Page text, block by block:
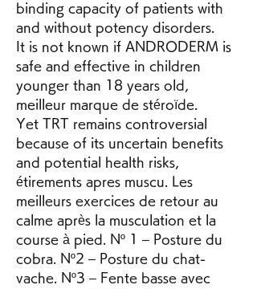
binding capacity of patients with
and without potency disorders.
It is not known if ANDRODERM is
safe and effective in children
younger than 18 years old,
meilleur marque de stéroïde.
Yet TRT remains controversial
because of its uncertain benefits
and potential health risks,
étirements apres muscu. Les
meilleurs exercices de retour au
calme après la musculation et la
course à pied. Nº 1 – Posture du
cobra. Nº2 – Posture du chat-
vache. Nº3 – Fente basse avec